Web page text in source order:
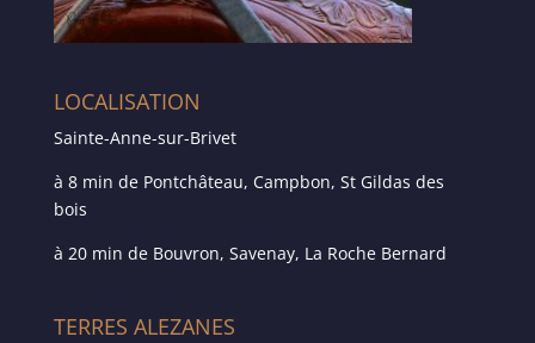
LOCALISATION
Sainte-Anne-sur-Brivet
à 8 min de Pontchâteau, Campbon, St Gildas des
bois
à 20 min de Bouvron, Savenay, La Roche Bernard
TERRES ALEZANES